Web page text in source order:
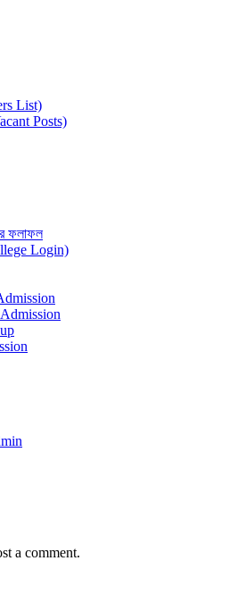
List)
Posts)
ফলাফল
Login)
a comment.